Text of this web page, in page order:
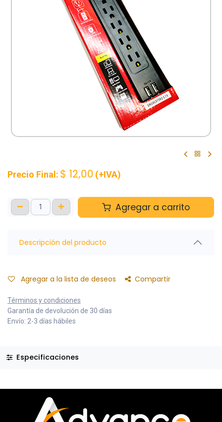
Precio Final: $ 12,00 (+IVA)
Agregar a carrito
Descripción del producto
Agregar a la lista de deseos Compartir
Términos y condiciones
Garantía de devolución de 30 días
Envío: 2-3 días hábiles
Especificaciones